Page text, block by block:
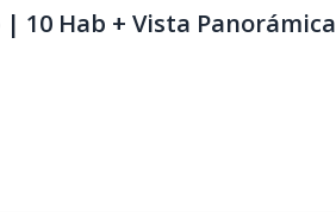
10 Hab + Vista Panorámica